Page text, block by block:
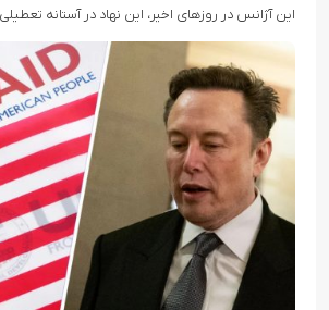
این آژانس در روزهای اخیر، این نهاد در آستانه